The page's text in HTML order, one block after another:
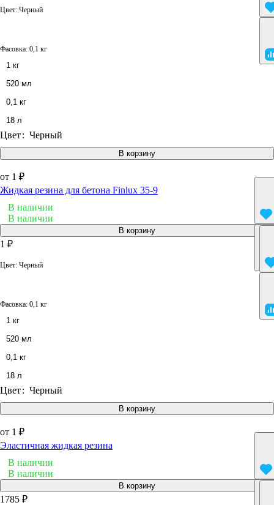
В корзину
Цвет: Черный
Фасовка: 0,1 кг
1 кг
520 мл
0,1 кг
18 л
Цвет: Черный
от 1 ₽
Жидкая резина для бетона Finlux 35-9
В наличии
В корзину
В наличии
В корзину
1 ₽
Цвет: Черный
Фасовка: 0,1 кг
1 кг
520 мл
0,1 кг
18 л
Цвет: Черный
от 1 ₽
Эластичная жидкая резина
В наличии
В наличии
В корзину
1785 ₽